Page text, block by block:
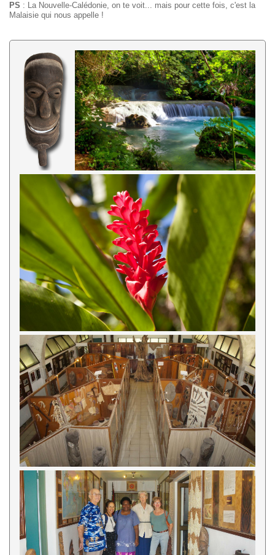
PS : La Nouvelle-Calédonie, on te voit... mais pour cette fois, c'est la
Malaisie qui nous appelle !